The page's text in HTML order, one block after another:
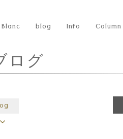
Blanc blog Info Column
ログ